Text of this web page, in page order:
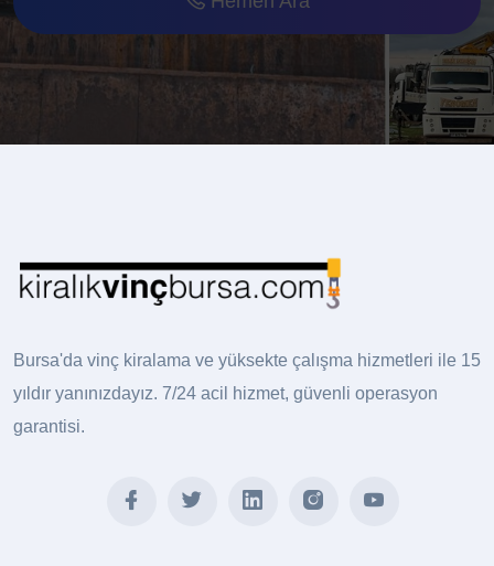
Bursa'da vinç kiralama ve yüksekte çalışma hizmetleri ile 15
yıldır yanınızdayız. 7/24 acil hizmet, güvenli operasyon
garantisi.